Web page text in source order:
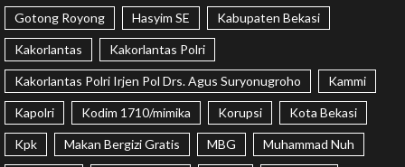
Gotong Royong Hasyim SE Kabupaten Bekasi
Kakorlantas Kakorlantas Polri
Kakorlantas Polri Irjen Pol Drs. Agus Suryonugroho Kammi
Kapolri Kodim 1710/mimika Korupsi Kota Bekasi
Kpk Makan Bergizi Gratis MBG Muhammad Nuh